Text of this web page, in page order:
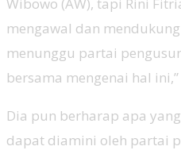
mengawal dan
menunggu partai
bersama mengenai hal
Dia pun berharap apa
dapat diamini oleh partai